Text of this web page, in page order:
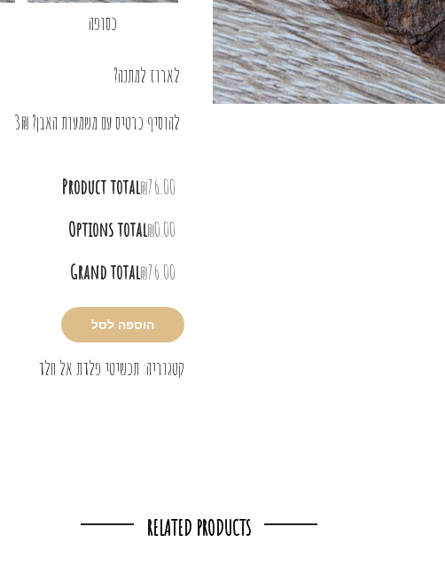
כסופה
לארוז למתנה?
להוסיף כרטיס עם משמעות האבן? 3₪
Product total₪76.00
Options total₪0.00
Grand total₪76.00
הוספה לסל
קטגוריה: תכשיטי פלדת אל חלד
RELATED PRODUCTS